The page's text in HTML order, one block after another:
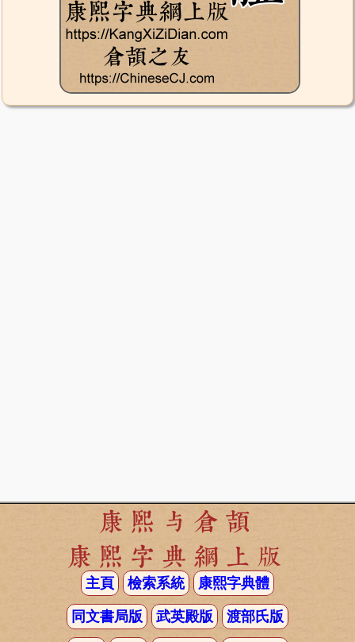
康熙与倉頡
康熙字典網上版
主頁 檢索系統 康熙字典體
同文書局版 武英殿版 渡部氏版